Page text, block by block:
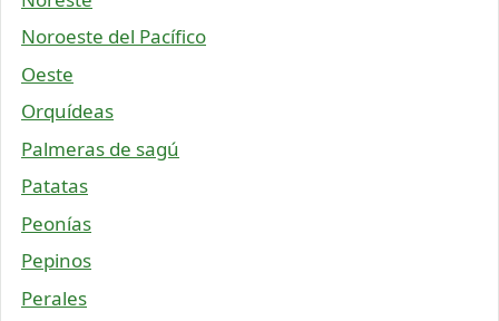
Noroeste del Pacífico
Oeste
Orquídeas
Palmeras de sagú
Patatas
Peonías
Pepinos
Perales